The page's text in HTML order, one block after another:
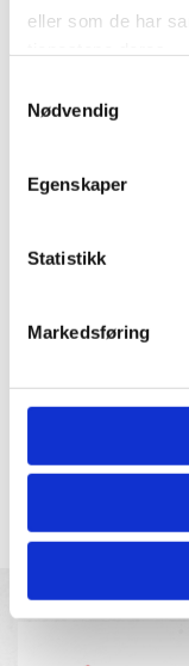
eller som de har
Nødvendig
Egenskaper
Statistikk
Markedsføring
pålitelig og
Kvalitet i alle
kan vi levere
effektivt og til